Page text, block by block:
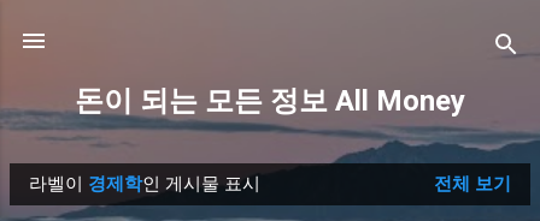
돈이 되는 모든 정보 All Money
글
라벨이 경제학인 게시물 표시 전체 보기